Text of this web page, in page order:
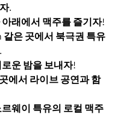
.
래에서 맥주를 즐기자!
같은 곳에서 북극권 특유
운 밤을 보내자!
에서 라이브 공연과 함
웨이 특유의 로컬 맥주